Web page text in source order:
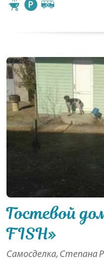
Гостевой
FISH»
Самосделка, Степана